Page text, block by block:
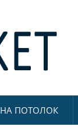
НА ПОТОЛОК